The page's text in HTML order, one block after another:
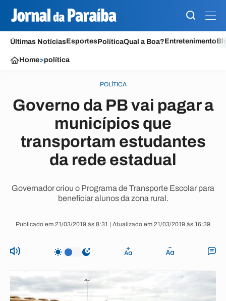
Últimas NotíciasEsportesPolíticaQual a Boa?Entretenimento
Home>política
POLÍTICA
Governo da PB vai pagar a
municípios que
transportam estudantes
da rede estadual
Governador criou o Programa de Transporte Escolar para
beneficiar alunos da zona rural.
Publicado em 21/03/2019 às 8:31 | Atualizado em 21/03/2019 às 16:39